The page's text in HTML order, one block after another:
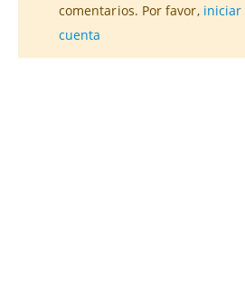
comentarios. Por favor, iniciar
cuenta